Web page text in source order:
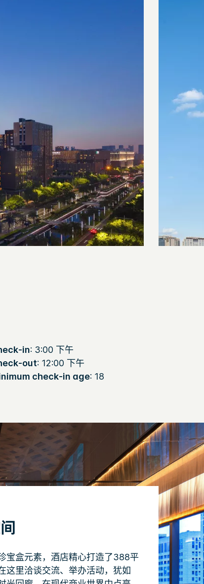
in: 3:00 下午
out: 12:00 下午
check-in age: 18
宝盒元素，酒店精心打造了388平
这里洽谈交流、举办活动，犹如